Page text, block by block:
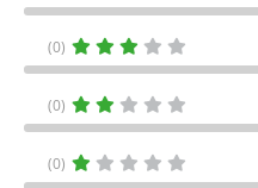
(0)
(0)
(0)